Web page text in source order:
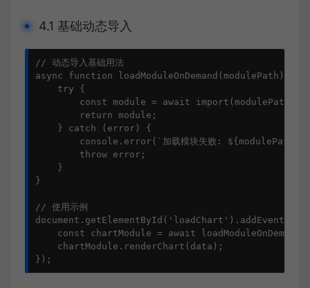
4.1 基础动态导入
// 动态导入基础用法
async function loadModuleOnDemand(modulePath) {
    try {
        const module = await import(modulePath);
        return module;
    } catch (error) {
console.error(`加载模块失败:
        throw error;
    }
}
// 使用示例
const chartModule = await
    chartModule.renderChart(data);
});